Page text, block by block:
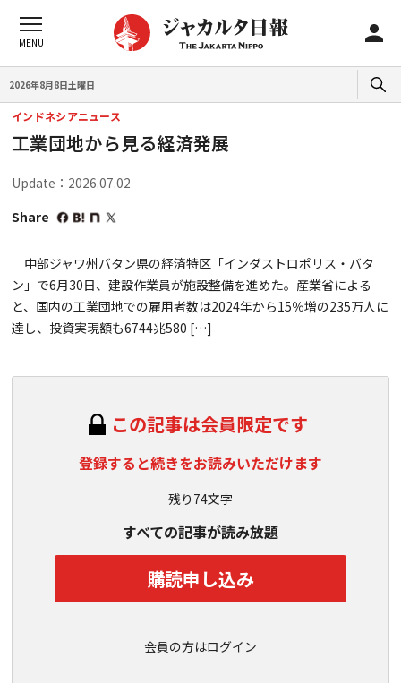
2026年8月8日土曜日
インドネシアニュース
工業団地から見る経済発展
Update：2026.07.02
Share
中部ジャワ州バタン県の経済特区「インダストロポリス・バタ
ン」で6月30日、建設作業員が施設整備を進めた。産業省による
と、国内の工業団地での雇用者数は2024年から15％増の235万人に
達し、投資実現額も6744兆580 […]
この記事は会員限定です
登録すると続きをお読みいただけます
残り74文字
すべての記事が読み放題
購読申し込み
会員の方はログイン